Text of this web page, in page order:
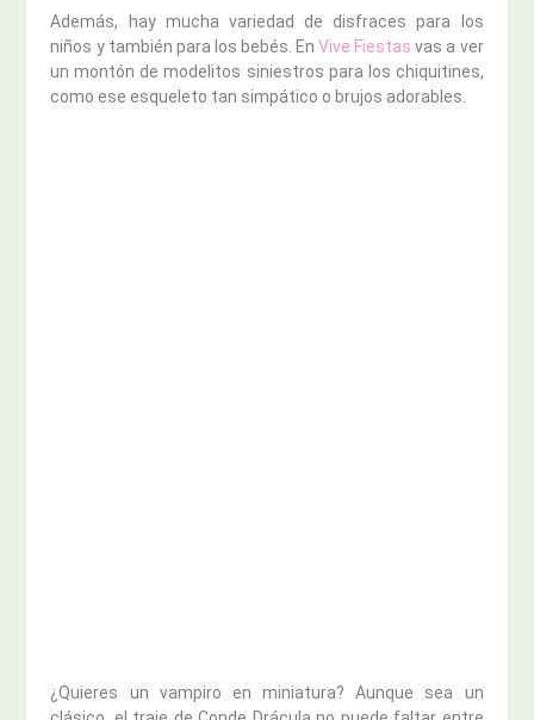
Además, hay mucha variedad de disfraces para los
niños y también para los bebés. EnVive Fiestas vas a ver
un montón de modelitos siniestros para los chiquitines,
como ese esqueleto tan simpático o brujos adorables.
¿Quieres un vampiro en miniatura? Aunque sea un